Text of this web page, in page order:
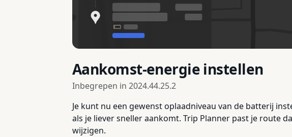
Aankomst-energie instellen
Inbegrepen in 2024.44.25.2
Je kunt nu een gewenst oplaadniveau van de batterij
als je liever sneller aankomt. Trip Planner past je route
wijzigen.